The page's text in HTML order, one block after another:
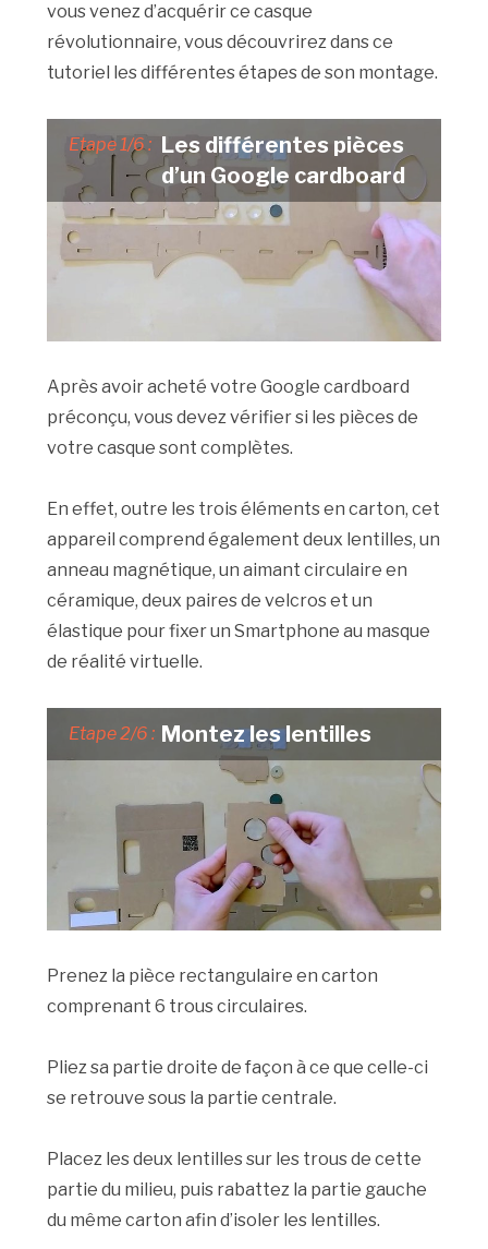
vous venez d’acquérir ce casque
révolutionnaire, vous découvrirez dans ce
tutoriel les différentes étapes de son montage.
Etape 1/6 : Les différentes pièces
d’un Google cardboard
Après avoir acheté votre Google cardboard
préconçu, vous devez vérifier si les pièces de
votre casque sont complètes.
En effet, outre les trois éléments en carton, cet
appareil comprend également deux lentilles, un
anneau magnétique, un aimant circulaire en
céramique, deux paires de velcros et un
élastique pour fixer un Smartphone au masque
de réalité virtuelle.
Etape 2/6 : Montez les lentilles
Prenez la pièce rectangulaire en carton
comprenant 6 trous circulaires.
Pliez sa partie droite de façon à ce que celle-ci
se retrouve sous la partie centrale.
Placez les deux lentilles sur les trous de cette
partie du milieu, puis rabattez la partie gauche
du même carton afin d’isoler les lentilles.